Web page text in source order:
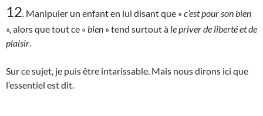
12 . Manipuler un enfant en lui disant que « c’estpour son bien
», alors que tout ce « bien » tend surtout à le priver de liberté et de
plaisir
Sur ce sujet, je puis être intarissable. Mais nous dirons ici que
l’essentiel est dit.